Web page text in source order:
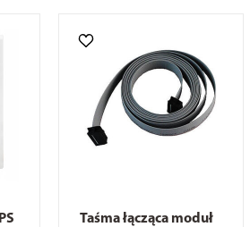
Taśma łącząca moduł